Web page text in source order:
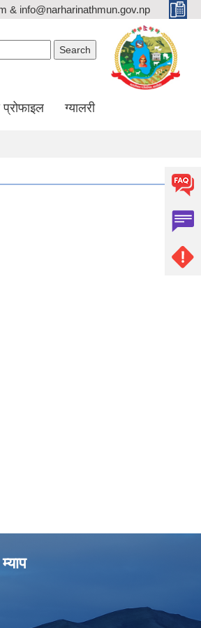
& info@narharinathmun.gov.np
प्रोफाइल ग्यालरी